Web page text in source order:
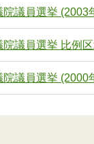
院議員選挙 (2003
院議員選挙 比例
院議員選挙 (2000